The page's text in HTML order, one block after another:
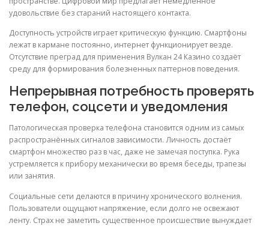
удовольствие без стараний настоящего контакта.
Доступность устройств играет критическую функцию. Смартфоны
лежат в кармане постоянно, интернет функционирует везде.
Отсутствие преград для применения Вулкан 24 Казино создаёт
среду для формирования болезненных паттернов поведения.
Непрерывная потребность проверять
телефон, соцсети и уведомления
Патологическая проверка телефона становится одним из самых
распространённых сигналов зависимости. Личность достаёт
смартфон множество раз в час, даже не замечая поступка. Рука
устремляется к прибору механически во время беседы, трапезы
или занятия.
Социальные сети делаются в причину хронического волнения.
Пользователи ощущают напряжение, если долго не освежают
ленту. Страх не заметить существенное происшествие вынуждает